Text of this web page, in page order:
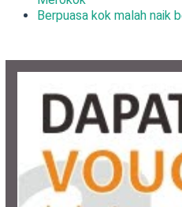
Berpuasa kok malah naik